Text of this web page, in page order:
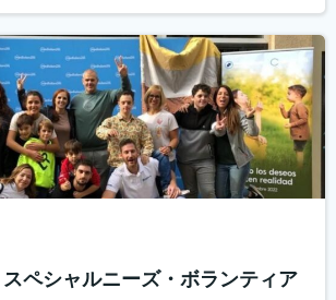
ペシャルニーズ・ボランティア